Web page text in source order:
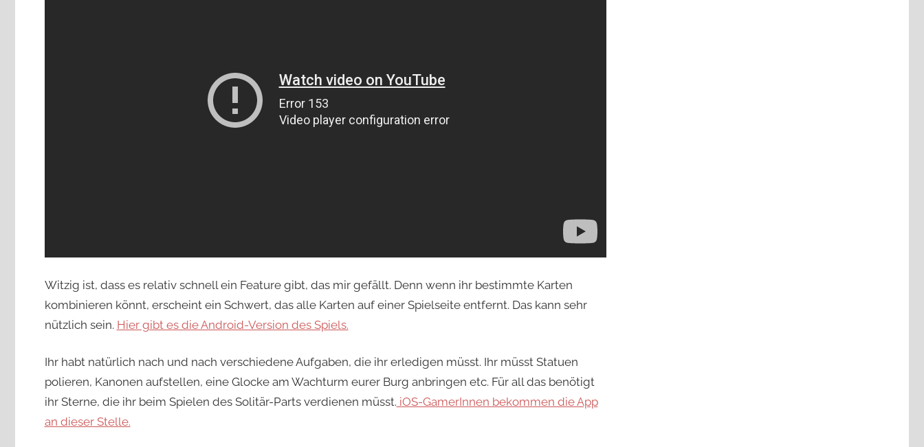
Witzig ist, dass es relativ schnell ein Feature gibt, das mir gefällt. Denn wenn ihr bestimmte Karten
kombinieren könnt, erscheint ein Schwert, das alle Karten auf einer Spielseite entfernt. Das kann sehr
nützlich sein. Hier gibt es die Android-Version des Spiels.
Ihr habt natürlich nach und nach verschiedene Aufgaben, die ihr erledigen müsst. Ihr müsst Statuen
polieren, Kanonen aufstellen, eine Glocke am Wachturm eurer Burg anbringen etc. Für all das benötigt
ihr Sterne, die ihr beim Spielen des Solitär-Parts verdienen müsst. iOS-GamerInnen bekommen die App
an dieser Stelle.